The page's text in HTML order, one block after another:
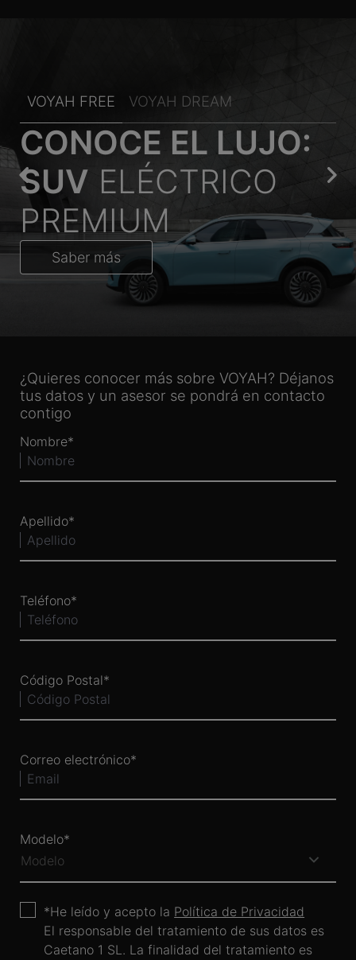
VOYAH FREE VOYAH DREAM
CONOCE EL LUJO:
SUV ELÉCTRICO
PREMIUM
Saber más
¿Quieres conocer más sobre VOYAH? Déjanos
tus datos y un asesor se pondrá en contacto
contigo
Nombre
Apellido
Teléfono
Código Postal
Correo electrónico
Modelo
He leído y acepto la Política de Privacidad
El responsable del tratamiento de sus datos es
Caetano 1 SL. La finalidad del tratamiento es